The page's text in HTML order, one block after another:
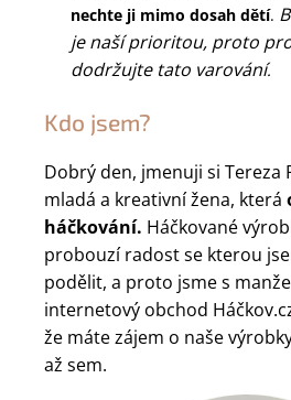
nechte ji mimo dosah dětí.
je naší prioritou, proto
dodržujte tato varování.
Kdo jsem?
Dobrý den, jmenuji si Tereza
mladá a kreativní žena, která
háčkování. Háčkované
probouzí radost se kterou
podělit, a proto jsme s
internetový obchod
že máte zájem o naše
až sem.